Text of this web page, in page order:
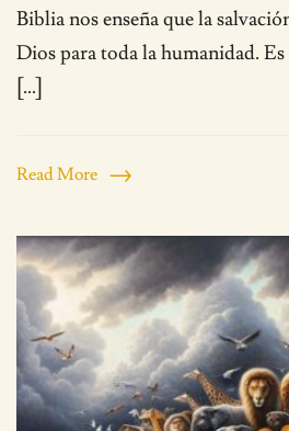
Biblia nos enseña que la
Dios para toda la humanidad.
[…]
Read More